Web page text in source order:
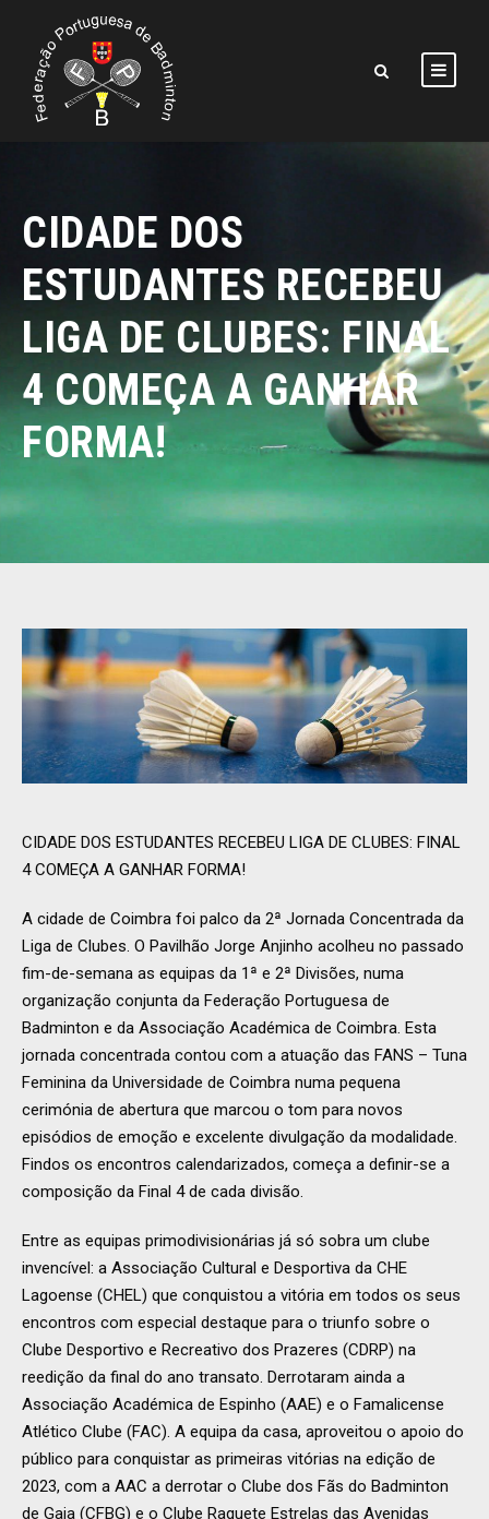
CIDADE DOS
ESTUDANTES RECEBEU
LIGA DE CLUBES: FINAL
4 COMEÇA A GANHAR
FORMA!
CIDADE DOS ESTUDANTES RECEBEU LIGA DE CLUBES: FINAL
4 COMEÇA A GANHAR FORMA!
A cidade de Coimbra foi palco da 2ª Jornada Concentrada da
Liga de Clubes. O Pavilhão Jorge Anjinho acolheu no passado
fim-de-semana as equipas da 1ª e 2ª Divisões, numa
organização conjunta da Federação Portuguesa de
Badminton e da Associação Académica de Coimbra. Esta
jornada concentrada contou com a atuação das FANS – Tuna
Feminina da Universidade de Coimbra numa pequena
cerimónia de abertura que marcou o tom para novos
episódios de emoção e excelente divulgação da modalidade.
Findos os encontros calendarizados, começa a definir-se a
composição da Final 4 de cada divisão.
Entre as equipas primodivisionárias já só sobra um clube
invencível: a Associação Cultural e Desportiva da CHE
Lagoense (CHEL) que conquistou a vitória em todos os seus
encontros com especial destaque para o triunfo sobre o
Clube Desportivo e Recreativo dos Prazeres (CDRP) na
reedição da final do ano transato. Derrotaram ainda a
Associação Académica de Espinho (AAE) e o Famalicense
Atlético Clube (FAC). A equipa da casa, aproveitou o apoio do
público para conquistar as primeiras vitórias na edição de
2023, com a AAC a derrotar o Clube dos Fãs do Badminton
de Gaia (CFBG) e o Clube Raquete Estrelas das Avenidas